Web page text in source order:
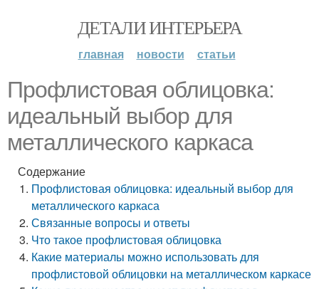
ДЕТАЛИ ИНТЕРЬЕРА
главная новости статьи
Профлистовая облицовка:
идеальный выбор для
металлического каркаса
Содержание
Профлистовая облицовка: идеальный выбор для
металлического каркаса
Связанные вопросы и ответы
Что такое профлистовая облицовка
Какие материалы можно использовать для
профлистовой облицовки на металлическом каркасе